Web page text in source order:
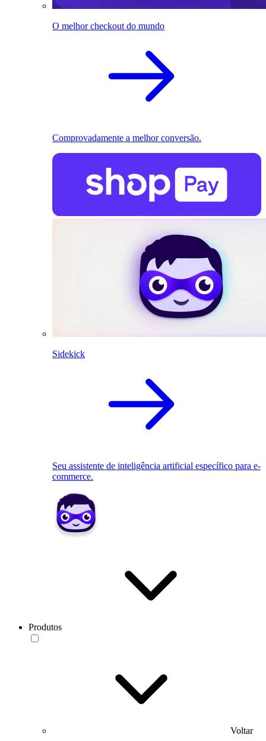
O melhor checkout do mundo
Comprovadamente a melhor conversão.
Sidekick
Seu assistente de inteligência artificial específico para e-
commerce.
Produtos
Voltar